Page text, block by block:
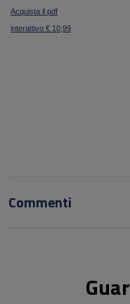
Acquista il pdf
interattivo € 10,99
Commenti